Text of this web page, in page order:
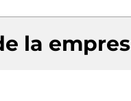
la